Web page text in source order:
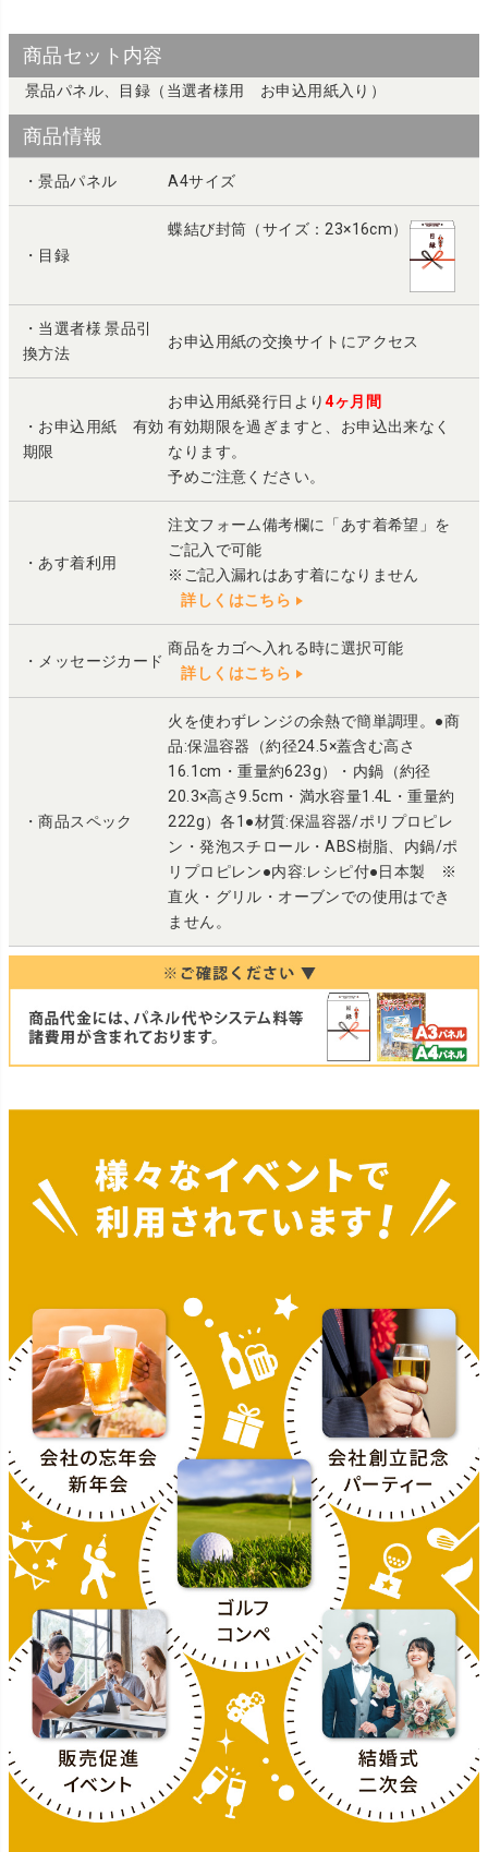
商品セット内容
景品パネル、目録（当選者様用 お申込用紙入り）
商品情報
・景品パネル A4サイズ
・目録
蝶結び封筒（サイズ：23×16cm）
・当選者様 景品引
換方法
お申込用紙の交換サイトにアクセス
・お申込用紙 有効
期限
お申込用紙発行日より4ヶ月間
有効期限を過ぎますと、お申込出来なく
なります。
予めご注意ください。
・あす着利用
注文フォーム備考欄に「あす着希望」を
ご記入で可能
※ご記入漏れはあす着になりません
詳しくはこちら
・メッセージカード
商品をカゴへ入れる時に選択可能
詳しくはこちら
・商品スペック
火を使わずレンジの余熱で簡単調理。●商
品:保温容器（約径24.5×蓋含む高さ
16.1cm・重量約623g）・内鍋（約径
20.3×高さ9.5cm・満水容量1.4L・重量約
222g）各1●材質:保温容器/ポリプロピレ
ン・発泡スチロール・ABS樹脂、内鍋/ポ
リプロピレン●内容:レシピ付●日本製 ※
直火・グリル・オーブンでの使用はでき
ません。